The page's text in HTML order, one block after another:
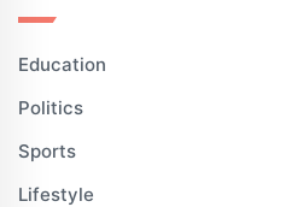
Education
Politics
Sports
Lifestyle